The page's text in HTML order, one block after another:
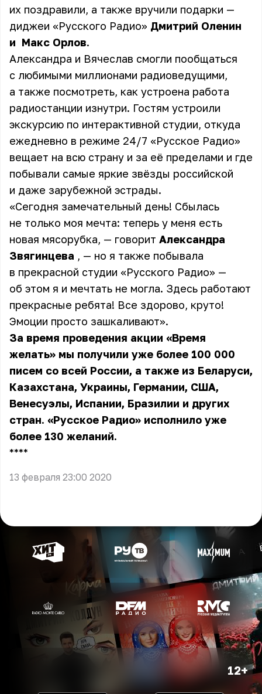
их поздравили, а также вручили подарки —
диджеи «Русского Радио» Дмитрий Оленин
и Макс Орлов.
Александра и Вячеслав смогли пообщаться
с любимыми миллионами радиоведущими,
а также посмотреть, как устроена работа
радиостанции изнутри. Гостям устроили
экскурсию по интерактивной студии, откуда
ежедневно в режиме 24/7 «Русское Радио»
вещает на всю страну и за её пределами и где
побывали самые яркие звёзды российской
и даже зарубежной эстрады.
«Сегодня замечательный день! Сбылась
не только моя мечта: теперь у меня есть
новая мясорубка, — говорит Александра
Звягинцева , — но я также побывала
в прекрасной студии «Русского Радио» —
об этом я и мечтать не могла. Здесь работают
прекрасные ребята! Все здорово, круто!
Эмоции просто зашкаливают».
За время проведения акции «Время
желать» мы получили уже более 100 000
писем со всей России, а также из Беларуси,
Казахстана, Украины, Германии, США,
Венесуэлы, Испании, Бразилии и других
стран. «Русское Радио» исполнило уже
более 130 желаний.
** **
13 февраля 23:00 2020
12+